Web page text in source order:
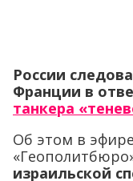
России
Франции в
танкера
Об этом в
израильской